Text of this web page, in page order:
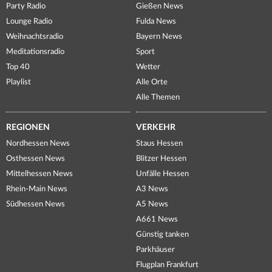
Party Radio
Lounge Radio
Weihnachtsradio
Meditationsradio
Top 40
Playlist
Gießen News
Fulda News
Bayern News
Sport
Wetter
Alle Orte
Alle Themen
REGIONEN
Nordhessen News
Osthessen News
Mittelhessen News
Rhein-Main News
Südhessen News
VERKEHR
Staus Hessen
Blitzer Hessen
Unfälle Hessen
A3 News
A5 News
A661 News
Günstig tanken
Parkhäuser
Flugplan Frankfurt